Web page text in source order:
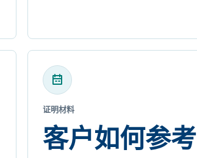
证明材料
客户如何参考